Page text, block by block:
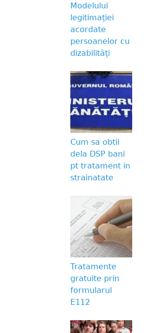
Modelului
legitimației
acordate
persoanelor cu
dizabilități
Cum sa obtii
dela DSP bani
pt tratament in
strainatate
Tratamente
gratuite prin
formularul
E112